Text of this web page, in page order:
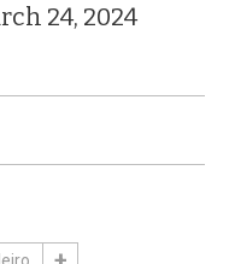
24, 2024